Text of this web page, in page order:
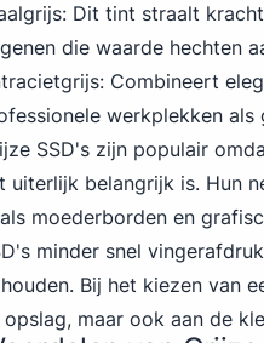
Dit tint straalt
die waarde hechten
Combineert
werkplekken als
SSD's zijn populair
uiterlijk belangrijk is. Hun
moederborden en
minder snel
Bij het kiezen van
opslag, maar ook aan de